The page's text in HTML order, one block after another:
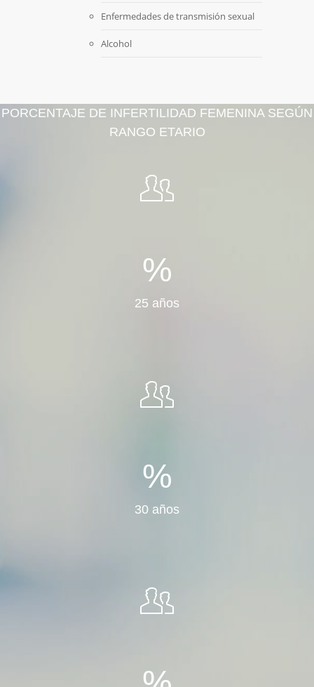
Enfermedades de transmisión sexual
Alcohol
PORCENTAJE DE INFERTILIDAD FEMENINA SEGÚN
RANGO ETARIO
%
25 años
%
30 años